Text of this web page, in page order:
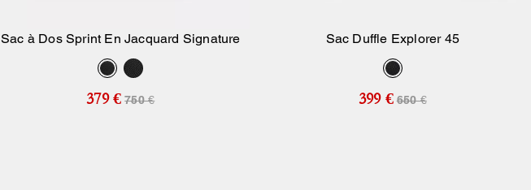
Ajouter Au Panier
Sac à Dos Sprint En Jacquard Signature
379 € 750 €
Ajouter Au Panier
Sac Duffle Explorer 45
399 € 650 €